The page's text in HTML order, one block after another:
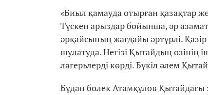
«Биыл қамауда отырған қазақтар
Түскен арыздар бойынша, әр
әрқайсының жағдайы әртүрлі.
шулатуда. Негізі Қытайдың өзінің
лагерьлерді көрді. Бүкіл әлем
Бұдан бөлек Атамқұлов Қытайдағы